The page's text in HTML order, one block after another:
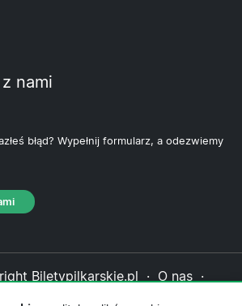
nami
błąd? Wypełnij formularz, a odezwiemy
Biletypilkarskie.pl · O nas ·